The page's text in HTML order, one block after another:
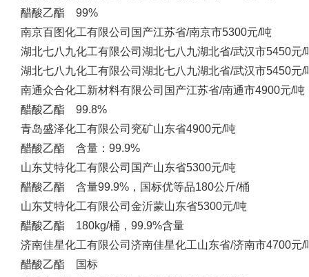
醋酸乙酯 99%
南京百图化工有限公司 国产江苏省/南京市5300元/吨
湖北七八九化工有限公司 湖北七八九湖北省/武汉市5450元/
湖北七八九化工有限公司 湖北七八九湖北省/武汉市5450元/
南通众合化工新材料有限公司 国产江苏省/南通市4900元/吨
醋酸乙酯 99.8%
青岛盛泽化工有限公司 兖矿山东省4900元/吨
醋酸乙酯 含量：99.9%
山东艾特化工有限公司 国产山东省5300元/吨
醋酸乙酯 含量99.9%，国标优等品180公斤/桶
山东艾特化工有限公司 金沂蒙山东省5300元/吨
醋酸乙酯 180kg/桶，99.9%含量
济南佳星化工有限公司 济南佳星化工山东省/济南市4700元/
醋酸乙酯 国标